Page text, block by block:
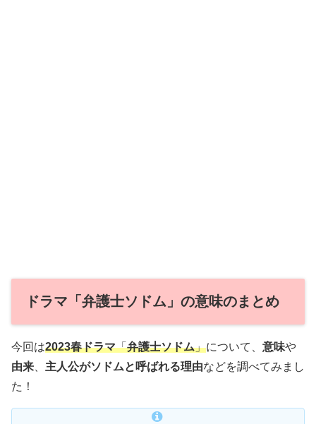
ドラマ「弁護士ソドム」の意味のまとめ
今回は2023春ドラマ「弁護士ソドム」について、 意味や
由来
主人公がソドムと呼ばれる理由などを調べてみまし
た！